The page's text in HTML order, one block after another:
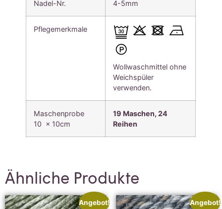
Nadel-Nr. 4-5mm
Pflegemerkmale
Wollwaschmittel ohne
Weichspüler
verwenden.
Maschenprobe
10 x 10cm
19 Maschen, 24
Reihen
Ähnliche Produkte
Angebot! Angebot!